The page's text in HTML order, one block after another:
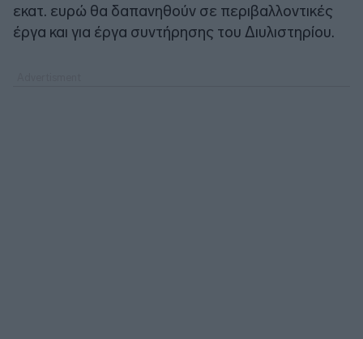
εκατ. ευρώ θα δαπανηθούν σε περιβαλλοντικές
έργα και για έργα συντήρησης του Διυλιστηρίου.